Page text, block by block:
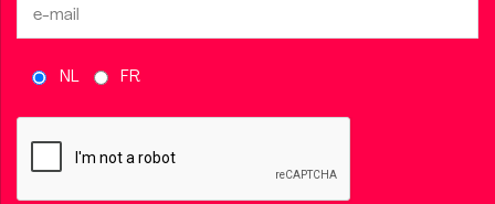
NL FR